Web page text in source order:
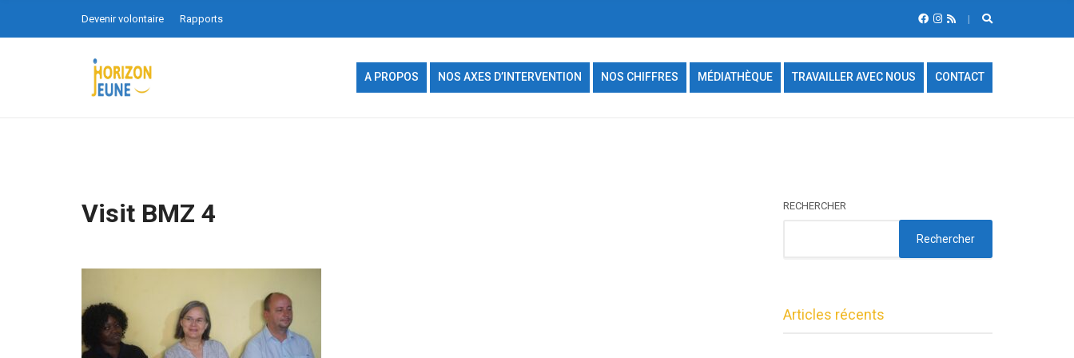
Devenir volontaire Rapports
A PROPOS NOS AXES D’INTERVENTION NOS CHIFFRES MÉDIATHÈQUE TRAVAILLER AVEC NOUS CONTACT
Visit BMZ 4 RECHERCHER
Rechercher
Articles récents